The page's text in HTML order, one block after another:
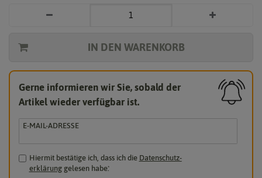
IN DEN WARENKORB
Gerne informieren wir Sie, sobald der
Artikel wieder verfügbar ist.
E-MAIL-ADRESSE
Hiermit bestätige ich, dass ich die Daten­schutz­
erklärunggelesen habe.*